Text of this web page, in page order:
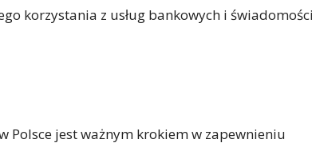
korzystania z usług bankowych i świadomości
Polsce jest ważnym krokiem w zapewnieniu